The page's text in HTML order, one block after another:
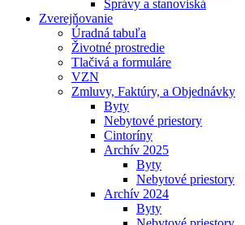
Správy a stanoviská
Zverejňovanie
Úradná tabuľa
Životné prostredie
Tlačivá a formuláre
VZN
Zmluvy, Faktúry, a Objednávky
Byty
Nebytové priestory
Cintoríny
Archív 2025
Byty
Nebytové priestory
Archív 2024
Byty